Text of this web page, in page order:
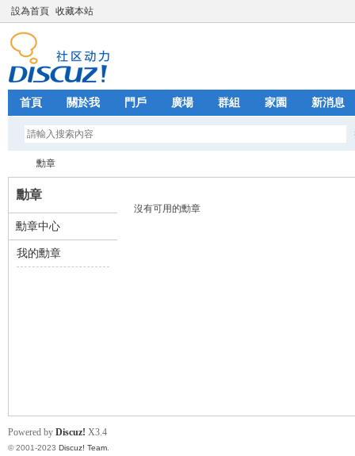
設為首頁 收藏本站
首頁 關於我 門戶 廣場 群組 家園 新消息
Fa ›
勳章
沒有可用的勳章
勳章
勳章中心
我的勳章
Powered by Discuz! X3.4
© 2001-2023 Discuz! Team